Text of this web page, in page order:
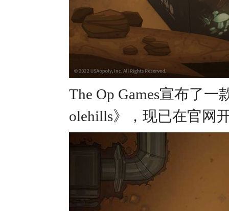
The Op Games宣布了
olehills》，现已在官网